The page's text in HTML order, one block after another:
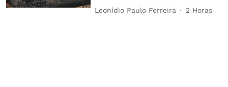
Leonídio Paulo Ferreira 2 Horas